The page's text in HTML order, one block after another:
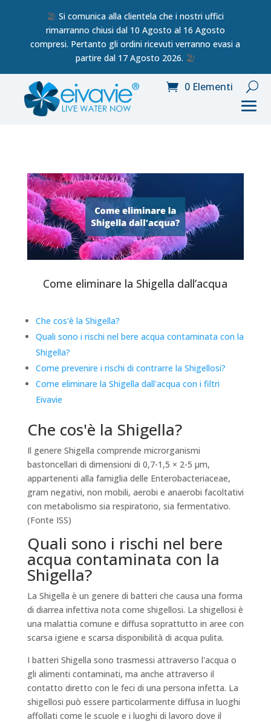
🏖️Si comunica alla clientela che i nostri uffici
rimarranno chiusi dal 10 Agosto al 16 Agosto
compresi. Pertanto gli ordini ricevuti verranno evasi a
partire dal 17 Agosto 2026. 🏖️
0 Elementi
Come eliminare la Shigella dall’acqua
Che cos'è la Shigella?
Quali sono i rischi nel bere acqua contaminata con la
Shigella?
Come prevenire i rischi di contrarre la Shigellosi?
Come eliminare la Shigella dall'acqua con i filtri
Eivavie
Che cos'è la Shigella?
Il genere Shigella comprende microrganismi
bastoncellari di dimensioni di 0,7-1,5 × 2-5 µm,
appartenenti alla famiglia delle Enterobacteriaceae,
gram negativi, non mobili, aerobi e anaerobi facoltativi
con metabolismo sia respiratorio, sia fermentativo.
(Fonte ISS)
Quali sono i rischi nel bere
acqua contaminata con la
Shigella?
La Shigella è un genere di batteri che causa una forma
di diarrea infettiva nota come shigellosi. La shigellosi è
una malattia comune e diffusa soprattutto in aree con
scarsa igiene e scarsa disponibilità di acqua pulita.
I batteri Shigella sono trasmessi attraverso l'acqua o
gli alimenti contaminati, ma anche attraverso il
contatto diretto con le feci di una persona infetta. La
shigellosi può essere particolarmente diffusa in luoghi
affollati come le scuole e i luoghi di lavoro dove il